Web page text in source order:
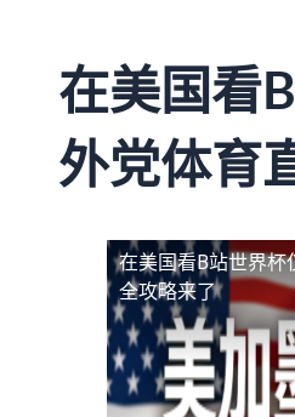
在美国看
外党体育
在美国看B站世界杯
全攻略来了